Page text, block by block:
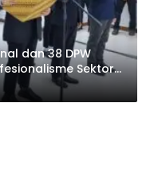
dan 38 DPW
Sektor